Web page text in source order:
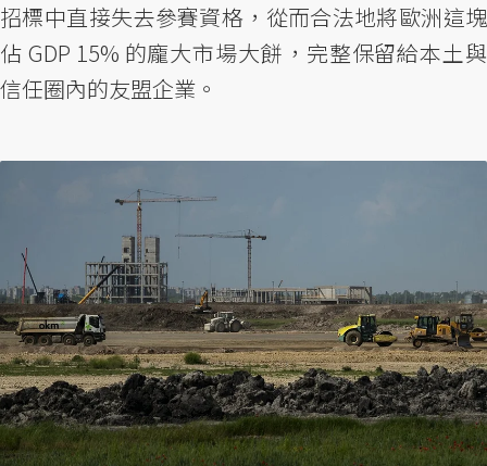
招標中直接失去參賽資格，從而合法地將歐洲這塊
佔 GDP 15% 的龐大市場大餅，完整保留給本土與
信任圈內的友盟企業。